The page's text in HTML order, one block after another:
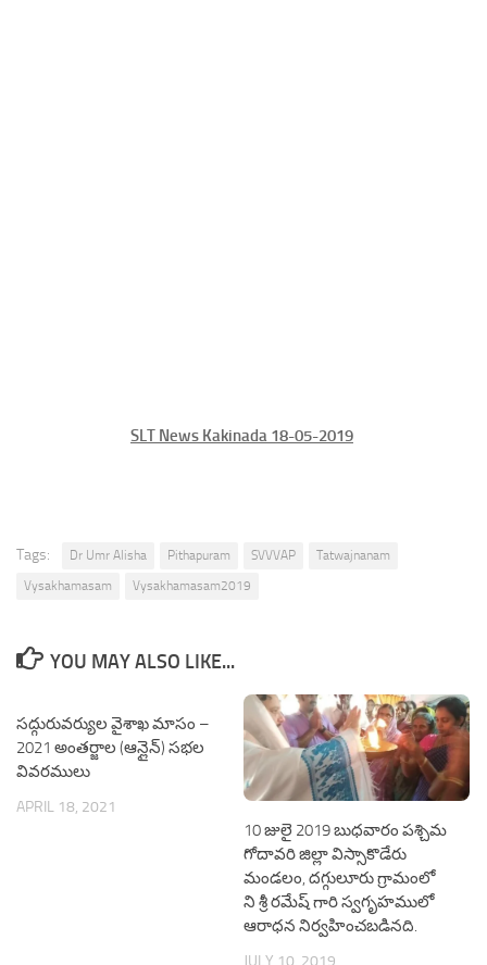
SLT News Kakinada 18-05-2019
Tags: Dr Umr Alisha Pithapuram SVVVAP
Tatwajnanam
Vysakhamasam
Vysakhamasam2019
YOU MAY ALSO LIKE...
సద్గురువర్యుల వైశాఖ మాసం –
2021 అంతర్జాల (ఆన్లైన్) సభల
వివరములు
APRIL 18, 2021
10 జులై 2019 బుధవారం పశ్చిమ
గోదావరి జిల్లా విస్సాకొడేరు
మండలం, దగ్గులూరు గ్రామంలో
ని శ్రీ రమేష్ గారి స్వగృహములో
ఆరాధన నిర్వహించబడినది.
JULY 10, 2019